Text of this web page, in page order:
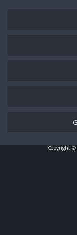
PAINEL ELÉTRICO DE
PAINEL ELÉTRICO EM
PAINEL ELÉTRICO
Copyright ©